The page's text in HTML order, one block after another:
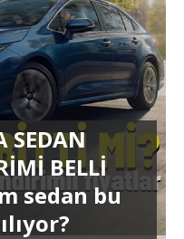
SEDAN
BELLİ
sedan bu